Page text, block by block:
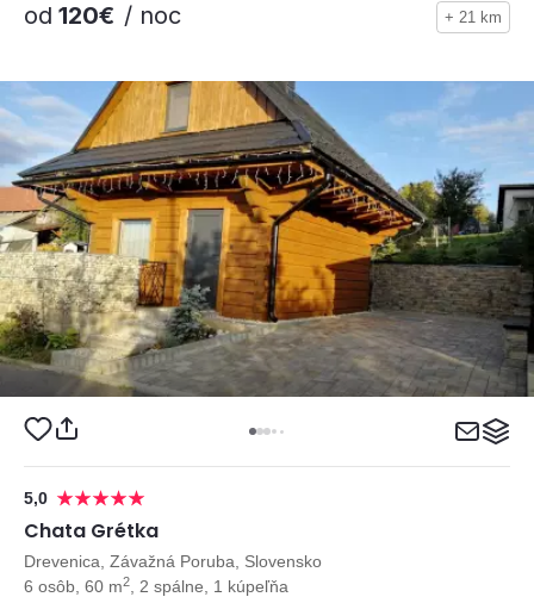
od 120€ / noc + 21 km
5,0
Chata Grétka
Drevenica, Závažná Poruba, Slovensko
6 osôb, 60 m2 , 2 spálne, 1 kúpeľňa